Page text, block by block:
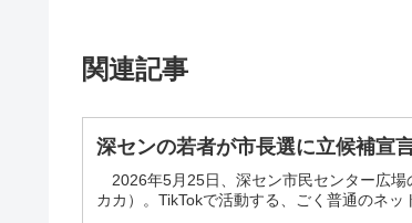
関連記事
深センの若者が市長選に立候補
2026年5月25日、深セン市民センター広場
カカ）。TikTokで活動する、ごく普通のネ